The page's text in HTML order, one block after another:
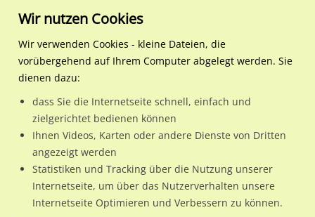
Regionale Plakatwerbung Sachsen-Anhalt
Magdeburg,
Schönebecker Str. 82 WS
Schönebecker Str. 82 WS
39104 / Magdeburg, Landeshauptstadt / Buckau
Nutze günstige Werbemöglichkeiten am Standort
Schönebecker Str. 82 WSim Ortsteil Buckau)in Magdeburg,
Wir nutzen Cookies
Wir verwenden Cookies - kleine Dateien, die
vorübergehend auf Ihrem Computer abgelegt werden. Sie
dienen dazu:
dass Sie die Internetseite schnell, einfach und
zielgerichtet bedienen können
Ihnen Videos, Karten oder andere Dienste von Dritten
angezeigt werden
Statistiken und Tracking über die Nutzung unserer
Internetseite, um über das Nutzerverhalten unsere
Internetseite Optimieren und Verbessern zu können.